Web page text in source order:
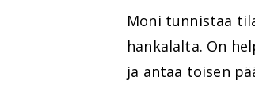
Moni tunnistaa
hankalalta. On
ja antaa toisen